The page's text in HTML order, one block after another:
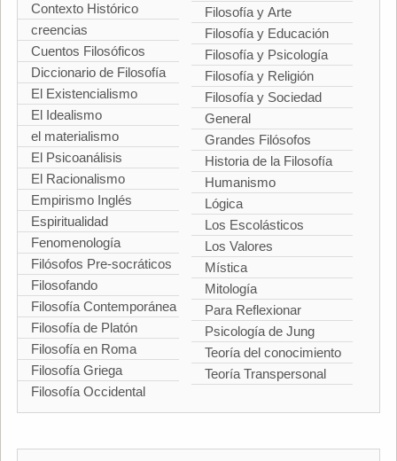
Contexto Histórico
creencias
Cuentos Filosóficos
Diccionario de Filosofía
El Existencialismo
El Idealismo
el materialismo
El Psicoanálisis
El Racionalismo
Empirismo Inglés
Espiritualidad
Fenomenología
Filósofos Pre-socráticos
Filosofando
Filosofía Contemporánea
Filosofía de Platón
Filosofía en Roma
Filosofía Griega
Filosofía Occidental
Filosofía y Arte
Filosofía y Educación
Filosofía y Psicología
Filosofía y Religión
Filosofía y Sociedad
General
Grandes Filósofos
Historia de la Filosofía
Humanismo
Lógica
Los Escolásticos
Los Valores
Mística
Mitología
Para Reflexionar
Psicología de Jung
Teoría del conocimiento
Teoría Transpersonal